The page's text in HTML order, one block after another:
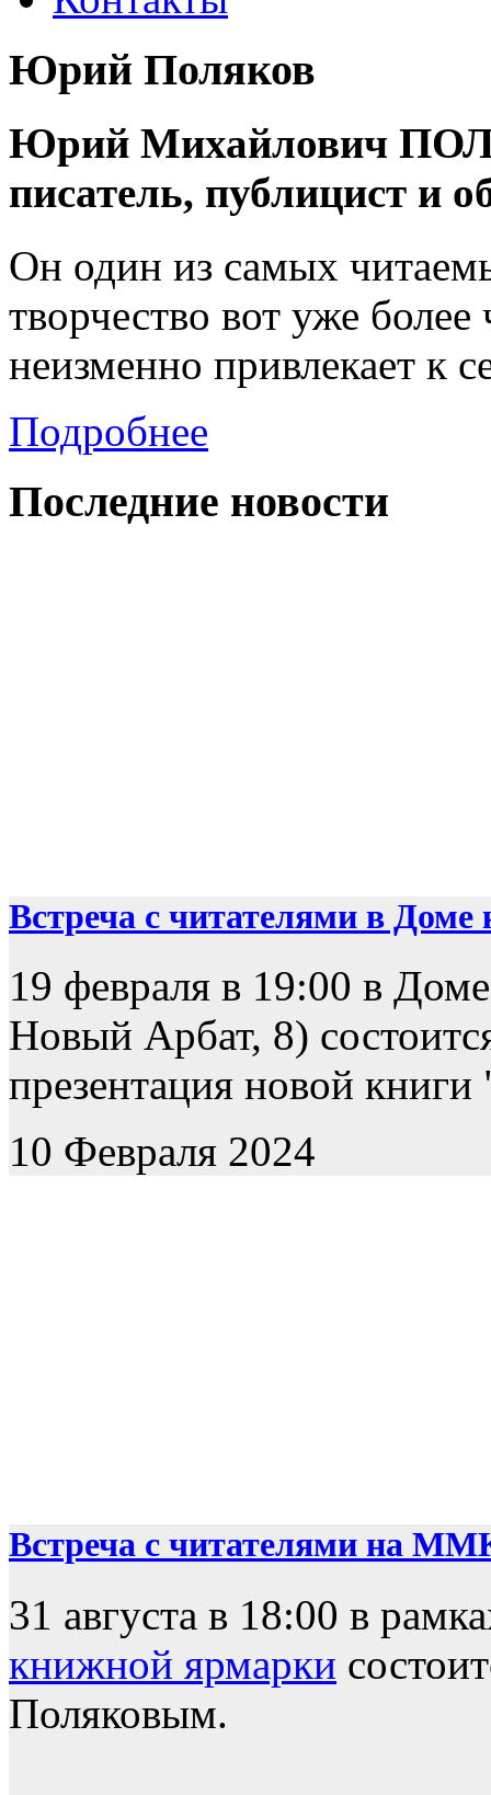
Юрий Поляков
Юрий Михайлович
писатель, публицист и
Он один из самых
творчество вот уже
неизменно привлекает к
Подробнее
Последние новости
Встреча с читателями в Доме
19 февраля в 19:00 в
Новый Арбат, 8)
презентация новой
10 Февраля 2024
Встреча с читателями на
31 августа в 18:00 в
книжной ярмарки
Поляковым.